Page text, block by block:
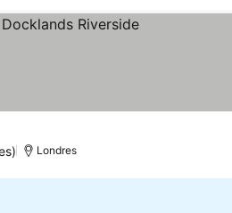
Londres